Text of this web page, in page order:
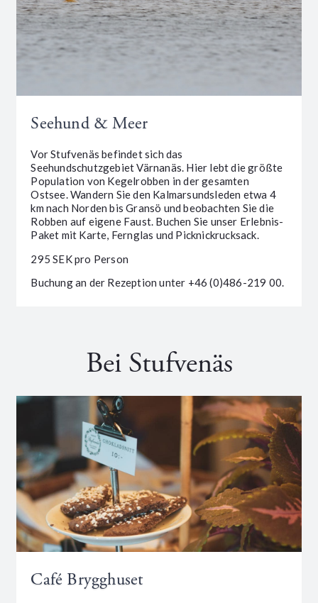
Seehund & Meer
Vor Stufvenäs befindet sich das
Seehundschutzgebiet Värnanäs. Hier lebt die größte
Population von Kegelrobben in der gesamten
Ostsee. Wandern Sie den Kalmarsundsleden etwa 4
km nach Norden bis Gransö und beobachten Sie die
Robben auf eigene Faust. Buchen Sie unser Erlebnis-
Paket mit Karte, Fernglas und Picknickrucksack.
295 SEK pro Person
Buchung an der Rezeption unter +46 (0)486-219 00.
Bei Stufvenäs
Café Brygghuset